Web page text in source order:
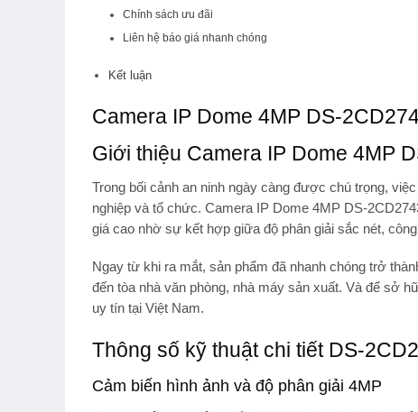
Chính sách ưu đãi
Liên hệ báo giá nhanh chóng
Kết luận
Camera IP Dome 4MP DS-
Giới thiệu Camera IP Dome 4MP
Trong bối cảnh an ninh ngày càng được chú trọng,
nghiệp và tổ chức. Camera IP Dome 4MP DS-
giá cao nhờ sự kết hợp giữa độ phân giải sắc nét,
Ngay từ khi ra mắt, sản phẩm đã nhanh chóng trở
đến tòa nhà văn phòng, nhà máy sản xuất. Và để sở
uy tín tại Việt Nam.
Thông số kỹ thuật chi tiết DS-
Cảm biến hình ảnh và độ phân giải 4MP